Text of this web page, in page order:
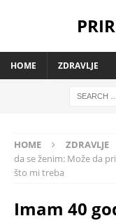
HOME ZDRAVLJE
HOME ZDRAVLJE
da se ženim: Može da
što mi treba
Imam 40